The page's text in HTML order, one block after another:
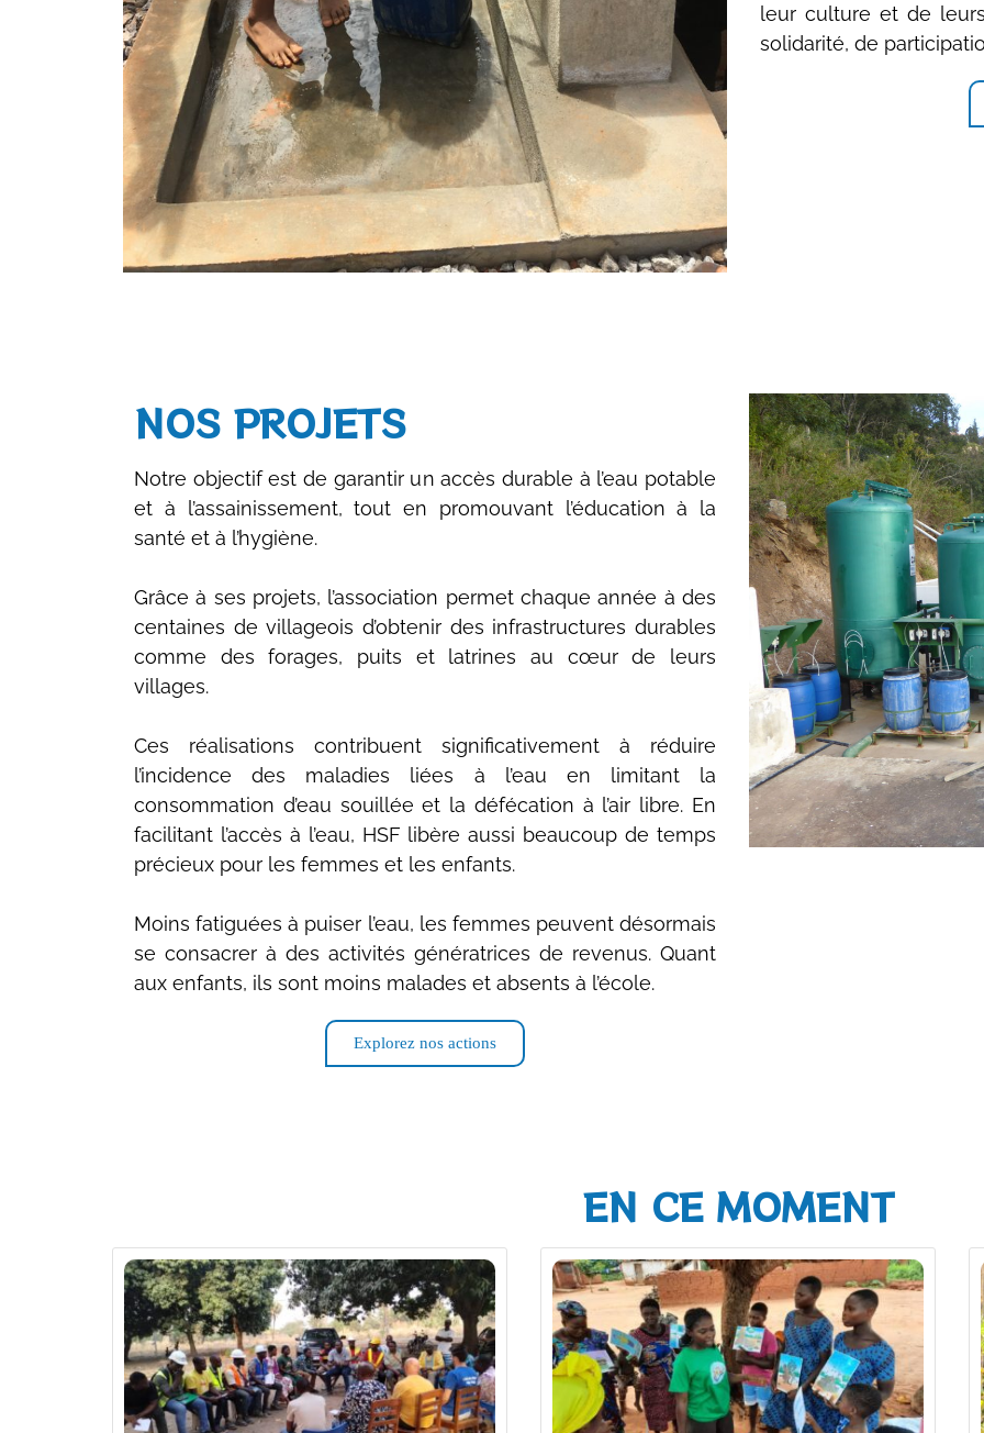
leur culture et de
solidarité, de
NOS PROJETS
Notre objectif est de garantir un accès durable à l’eau potable
et à l’assainissement, tout en promouvant l’éducation à la
santé et à l’hygiène.
Grâce à ses projets, l’association permet chaque année à des
centaines de villageois d’obtenir des infrastructures durables
comme des forages, puits et latrines au cœur de leurs
villages.
Ces réalisations contribuent significativement à réduire
l’incidence des maladies liées à l’eau en limitant la
consommation d’eau souillée et la défécation à l’air libre. En
facilitant l’accès à l’eau, HSF libère aussi beaucoup de temps
précieux pour les femmes et les enfants.
Moins fatiguées à puiser l’eau, les femmes peuvent désormais
se consacrer à des activités génératrices de revenus. Quant
aux enfants, ils sont moins malades et absents à l’école.
Explorez nos actions
EN CE MOMENT